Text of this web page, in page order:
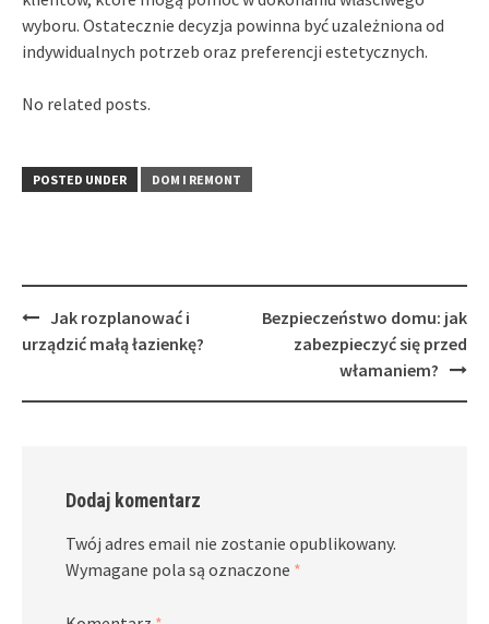
wyboru. Ostatecznie decyzja powinna być uzależniona od
indywidualnych potrzeb oraz preferencji estetycznych.
No related posts.
POSTED UNDER DOM I REMONT
Post
navigation
Jak rozplanować i
urządzić małą łazienkę?
Bezpieczeństwo domu: jak
zabezpieczyć się przed
włamaniem?
Dodaj komentarz
Twój adres email nie zostanie opublikowany.
Wymagane pola są oznaczone *